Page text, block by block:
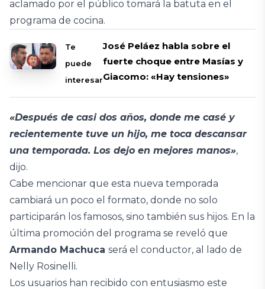
aclamado por el público tomará la batuta en el
programa de cocina.
Te
puede
interesar
José Peláez habla sobre el
fuerte choque entre Masías y
Giacomo: «Hay tensiones»
«Después de casi dos años, donde me casé y
recientemente tuve un hijo, me toca descansar
una temporada. Los dejo en mejores manos»,
dijo.
Cabe mencionar que esta nueva temporada
cambiará un poco el formato, donde no solo
participarán los famosos, sino también sus hijos. En la
última promoción del programa se reveló que
Armando Machuca será el conductor, al lado de
Nelly Rosinelli.
Los usuarios han recibido con entusiasmo este